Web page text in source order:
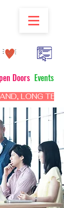
Doors Events
LONG